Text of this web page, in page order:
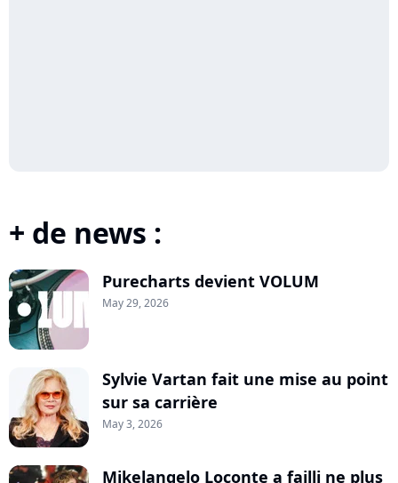
+ de news :
Purecharts devient VOLUM
May 29, 2026
Sylvie Vartan fait une mise au point
sur sa carrière
May 3, 2026
Mikelangelo Loconte a failli ne plus